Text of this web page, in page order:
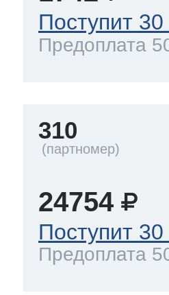
Поступит
Предоплата
310
24754
Поступит
Предоплата